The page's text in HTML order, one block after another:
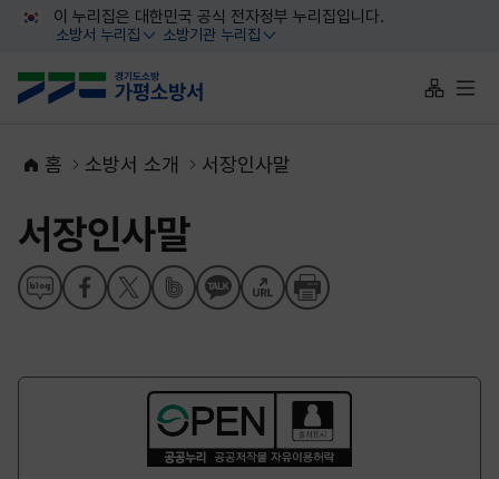
대메뉴 바로가기
본문 바로가기
이 누리집은 대한민국 공식 전자정부 누리집입니다.
소방서 누리집
열기
소방기관 누리집
열기
사이트맵
전체
홈 소방서 소개 서장인사말
서장인사말